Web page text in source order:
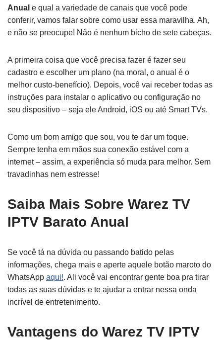
Anual e qual a variedade de canais que você pode
conferir, vamos falar sobre como usar essa maravilha. Ah,
e não se preocupe! Não é nenhum bicho de sete cabeças.
A primeira coisa que você precisa fazer é fazer seu
cadastro e escolher um plano (na moral, o anual é o
melhor custo-benefício). Depois, você vai receber todas as
instruções para instalar o aplicativo ou configuração no
seu dispositivo – seja ele Android, iOS ou até Smart TVs.
Como um bom amigo que sou, vou te dar um toque.
Sempre tenha em mãos sua conexão estável com a
internet – assim, a experiência só muda para melhor. Sem
travadinhas nem estresse!
Saiba Mais Sobre Warez TV
IPTV Barato Anual
Se você tá na dúvida ou passando batido pelas
informações, chega mais e aperte aquele botão maroto do
WhatsApp aqui!. Ali você vai encontrar gente boa pra tirar
todas as suas dúvidas e te ajudar a entrar nessa onda
incrível de entretenimento.
Vantagens do Warez TV IPTV